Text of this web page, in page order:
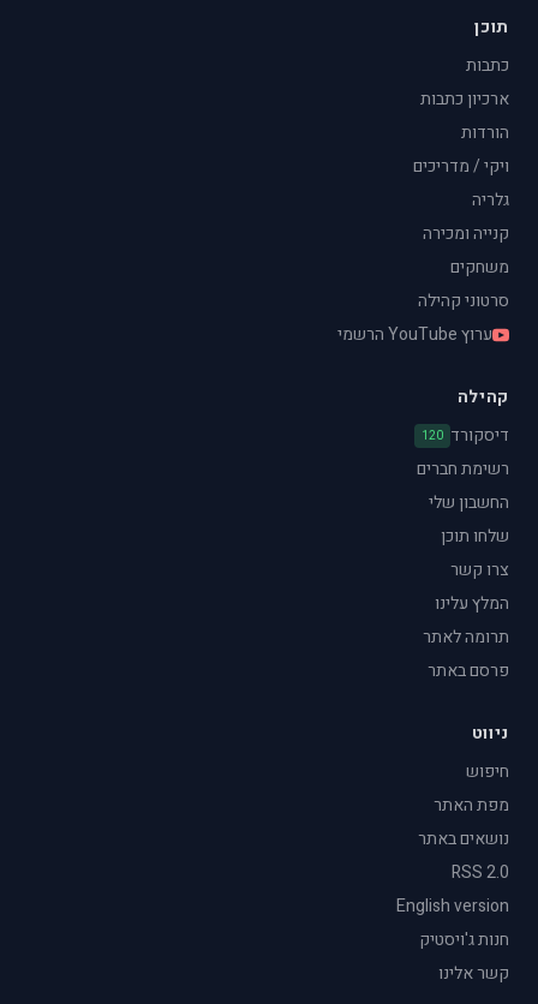
תוכן
כתבות
ארכיון כתבות
הורדות
ויקי / מדריכים
גלריה
קנייה ומכירה
משחקים
סרטוני קהילה
ערוץ YouTube הרשמי
קהילה
דיסקורד 120
רשימת חברים
החשבון שלי
שלחו תוכן
צרו קשר
המלץ עלינו
תרומה לאתר
פרסם באתר
ניווט
חיפוש
מפת האתר
נושאים באתר
RSS 2.0
English version
חנות ג'ויסטיק
קשר אלינו